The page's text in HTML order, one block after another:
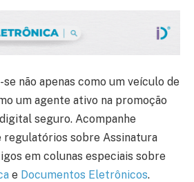
não apenas como um veículo de
um agente ativo na promoção
seguro. Acompanhe
regulatórios sobre Assinatura
em colunas especiais sobre
e Documentos Eletrônicos.